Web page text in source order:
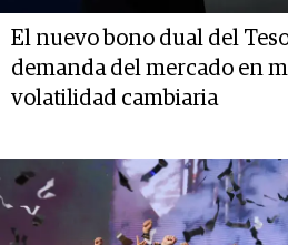
El nuevo bono dual del
demanda del mercado en
volatilidad cambiaria